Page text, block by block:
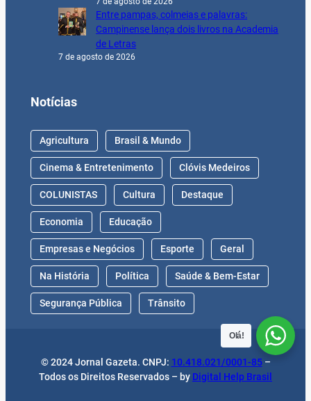
Entre pampas, colmeias e palavras:
Campinense lança dois livros na Academia
de Letras
7 de agosto de 2026
Notícias
Agricultura Brasil & Mundo
Cinema & Entretenimento Clóvis Medeiros
COLUNISTAS Cultura Destaque
Economia Educação
Empresas e Negócios Esporte Geral
Na História Política Saúde & Bem-Estar
Segurança Pública Trânsito
© 2024 Jornal Gazeta. CNPJ: 10.418.021/0001-85–
Todos os Direitos Reservados – by Digital Help Brasil
Olá!